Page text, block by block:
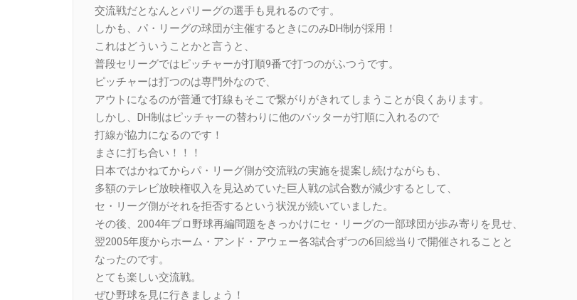
交流戦だとなんとパリーグの選手も見れるのです。
しかも、パ・リーグの球団が主催するときにのみDH制が採用！
これはどういうことかと言うと、
普段セリーグではピッチャーが打順9番で打つのがふつうです。
ピッチャーは打つのは専門外なので、
アウトになるのが普通で打線もそこで繋がりがきれてしまうことが良くあります。
しかし、DH制はピッチャーの替わりに他のバッターが打順に入れるので
打線が協力になるのです！
まさに打ち合い！！！
日本ではかねてからパ・リーグ側が交流戦の実施を提案し続けながらも、
多額のテレビ放映権収入を見込めていた巨人戦の試合数が減少するとして、
セ・リーグ側がそれを拒否するという状況が続いていました。
その後、2004年プロ野球再編問題をきっかけにセ・リーグの一部球団が歩み寄りを見せ、
翌2005年度からホーム・アンド・アウェー各3試合ずつの6回総当りで開催されることと
なったのです。
とても楽しい交流戦。
ぜひ野球を見に行きましょう！